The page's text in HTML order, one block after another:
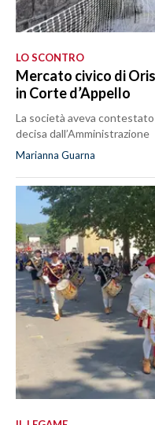
LO SCONTRO
Mercato civico di
in Corte d’Appello
La società aveva
decisa dall’Amministrazione
Marianna Guarna